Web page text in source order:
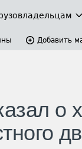
Добавить
о